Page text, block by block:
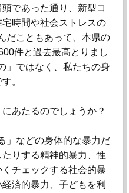
であった通り、新型コ
時間や社会ストレスの
だこともあって、本県の
件と過去最高とりまし
」ではなく、私たちの身
。
あたるのでしょうか？
」などの身体的な暴力だ
りする精神的暴力、性
チェックする社会的暴
済的暴力、子どもを利